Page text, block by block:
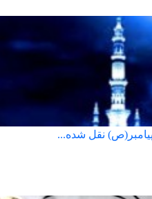
پیامبر(ص) نقل شده...